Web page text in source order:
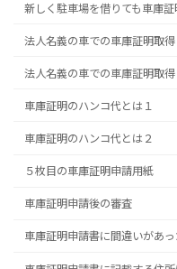
新しく駐車場を借りても車庫
法人名義の車での車庫証明取得
法人名義の車での車庫証明取得
車庫証明のハンコ代とは１
車庫証明のハンコ代とは２
５枚目の車庫証明申請用紙
車庫証明申請後の審査
車庫証明申請書に間違いがあ